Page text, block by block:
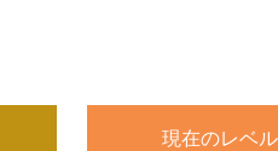
現在のレベル